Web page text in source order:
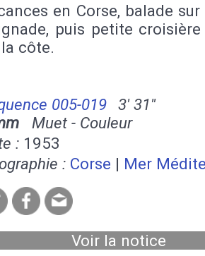
en Corse, balade
puis petite
côte.
005-019
3' 31''
Muet - Couleur
: 1953
: Corse | Mer
Voir la notice